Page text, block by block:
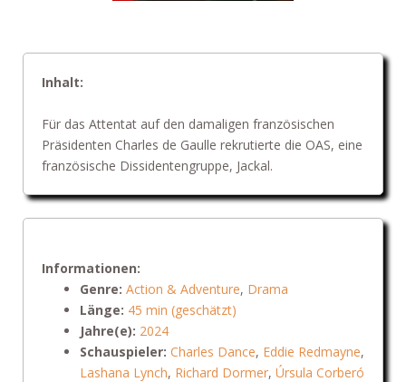
Inhalt:
Für das Attentat auf den damaligen französischen
Präsidenten Charles de Gaulle rekrutierte die OAS, eine
französische Dissidentengruppe, Jackal.
Informationen:
Genre: Action & Adventure, Drama
Länge: 45 min (geschätzt)
Jahre(e): 2024
Schauspieler: Charles Dance, Eddie Redmayne,
Lashana Lynch, Richard Dormer, Úrsula Corberó